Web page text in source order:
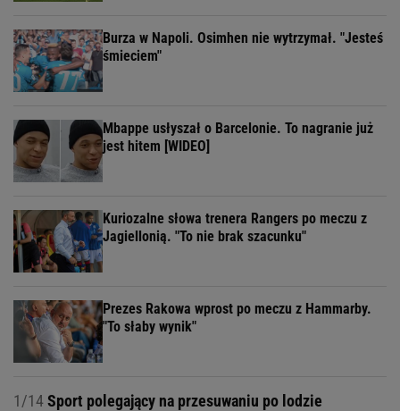
Burza w Napoli. Osimhen nie wytrzymał. "Jesteś
śmieciem"
Mbappe usłyszał o Barcelonie. To nagranie już
jest hitem [WIDEO]
Kuriozalne słowa trenera Rangers po meczu z
Jagiellonią. "To nie brak szacunku"
Prezes Rakowa wprost po meczu z Hammarby.
"To słaby wynik"
1/14Sport polegający na przesuwaniu po lodzie